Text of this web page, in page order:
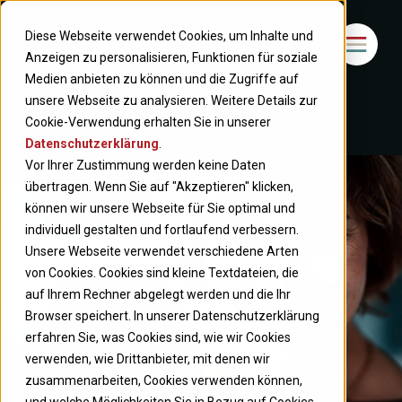
Diese Webseite verwendet Cookies, um Inhalte und
Anzeigen zu personalisieren, Funktionen für soziale
Medien anbieten zu können und die Zugriffe auf
unsere Webseite zu analysieren. Weitere Details zur
Cookie-Verwendung erhalten Sie in unserer
Datenschutzerklärung
Vor Ihrer Zustimmung werden keine Daten
übertragen. Wenn Sie auf "Akzeptieren" klicken,
können wir unsere Webseite für Sie optimal und
individuell gestalten und fortlaufend verbessern.
Unsere Webseite verwendet verschiedene Arten
von Cookies. Cookies sind kleine Textdateien, die
auf Ihrem Rechner abgelegt werden und die Ihr
Browser speichert. In unserer Datenschutzerklärung
erfahren Sie, was Cookies sind, wie wir Cookies
verwenden, wie Drittanbieter, mit denen wir
zusammenarbeiten, Cookies verwenden können,